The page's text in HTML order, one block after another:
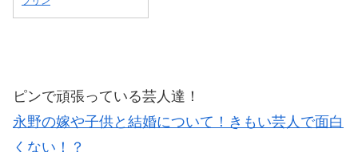
ピンで頑張っている芸人達！
永野の嫁や子供と結婚について！きもい芸人で面白
くない！？